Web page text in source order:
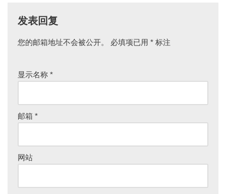
发表回复
您的邮箱地址不会被公开。 必填项已用 * 标注
显示名称 *
邮箱 *
网站